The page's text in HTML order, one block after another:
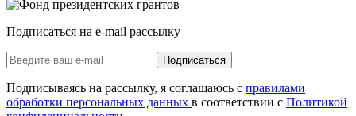
Подписаться на e-mail рассылку
Подписаться
Подписываясь на рассылку, я соглашаюсь с правилами
обработки персональных данных в соответствии с Политикой